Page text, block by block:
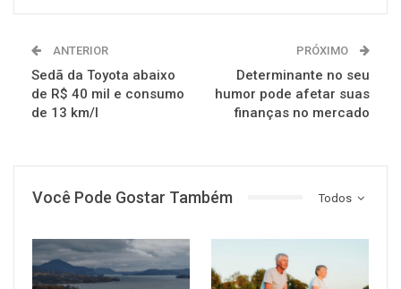
ANTERIOR
Sedã da Toyota abaixo
de R$ 40 mil e consumo
de 13 km/l
PRÓXIMO
Determinante no seu
humor pode afetar suas
finanças no mercado
Todos
Você Pode Gostar Também
SAÚDE